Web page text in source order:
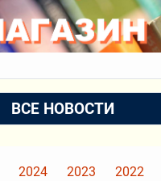
ВСЕ НОВОСТИ
2024 2023
2022